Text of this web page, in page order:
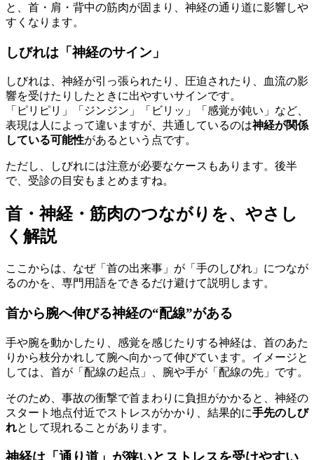
と、首・肩・背中の筋肉が固まり、神経の通り道に影響しや
すくなります。
しびれは「神経のサイン」
しびれは、神経が引っ張られたり、圧迫されたり、血流の影
響を受けたりしたときに出やすいサインです。
「ピリピリ」「ジンジン」「ビリッ」「感覚が鈍い」など、
表現は人によって違いますが、共通しているのは神経が関係
している可能性があるという点です。
ただし、しびれには注意が必要なケースもあります。後半
で、受診の目安もまとめますね。
首・神経・筋肉のつながりを、やさし
く解説
ここからは、なぜ「首の出来事」が「手のしびれ」につなが
るのかを、専門用語をできるだけ避けて説明します。
首から腕へ伸びる神経の“配線”がある
手や腕を動かしたり、感覚を感じたりする神経は、首のあた
りから枝分かれして腕へ向かって伸びています。イメージと
しては、首が「配線の起点」、腕や手が「配線の先」です。
そのため、事故の衝撃で首まわりに負担がかかると、神経の
スタート地点付近でストレスがかかり、結果的に手先のしび
れとして現れることがあります。
神経は「通り道」が狭いとストレスを受けやすい